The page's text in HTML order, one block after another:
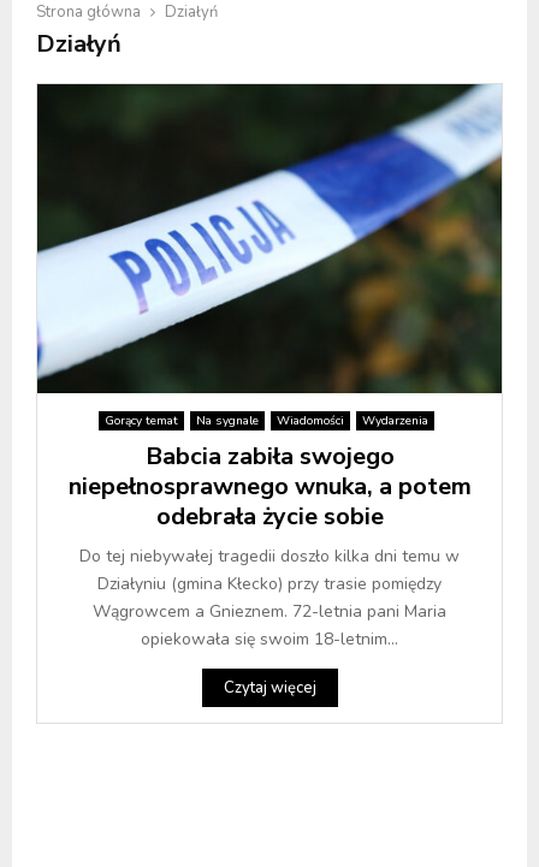
Strona główna Działyń
Działyń
Gorący temat Na sygnale Wiadomości Wydarzenia
Babcia zabiła swojego
niepełnosprawnego wnuka, a potem
odebrała życie sobie
Do tej niebywałej tragedii doszło kilka dni temu w
Działyniu (gmina Kłecko) przy trasie pomiędzy
Wągrowcem a Gnieznem. 72-letnia pani Maria
opiekowała się swoim 18-letnim...
Czytaj więcej